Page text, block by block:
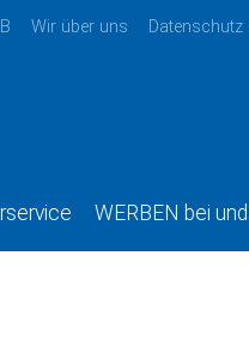
Wir über uns Datenschutz
WERBEN bei